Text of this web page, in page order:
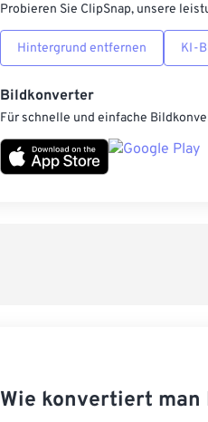
Probieren Sie ClipSnap, unsere
Hintergrund entfernen KI-
Bildkonverter
Für schnelle und einfache
Wie konvertiert man